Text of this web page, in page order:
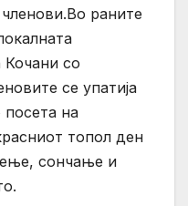
раните
со
се упатија
на
топол ден
сончање и